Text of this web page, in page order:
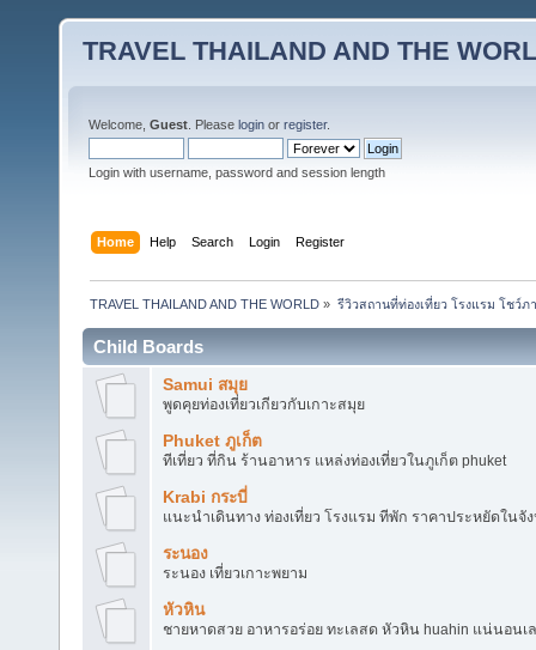
TRAVEL THAILAND AND THE
Welcome, Guest . Please login or register.
Login with username, password and session length
Home Help Search Login Register
TRAVEL THAILAND AND THE WORLD » รีวิวสถานที่ท่องเที่ยว โรงแรม โชว์ภ
Child Boards
Samui สมุย
พูดคุยท่องเที่ยวเกียวกับเกาะสมุย
Phuket ภูเก็ต
ทีเที่ยว ที่กิน ร้านอาหาร แหล่งท่องเที่ยวในภูเก็ต phuket
Krabi กระบี่
แนะนำเดินทาง ท่องเที่ยว โรงแรม ทีพัก ราคาประหยัดในจั
ระนอง
ระนอง เที่ยวเกาะพยาม
หัวหิน
ชายหาดสวย อาหารอร่อย ทะเลสด หัวหิน huahin แน่นอนเ